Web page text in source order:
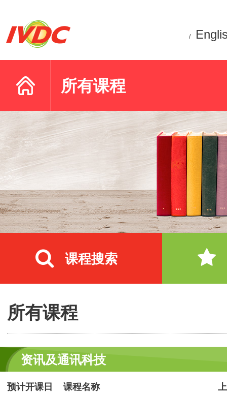
/
所有课程
课程搜索
所有课程
资讯及通讯科技
预计开课日
课程名称